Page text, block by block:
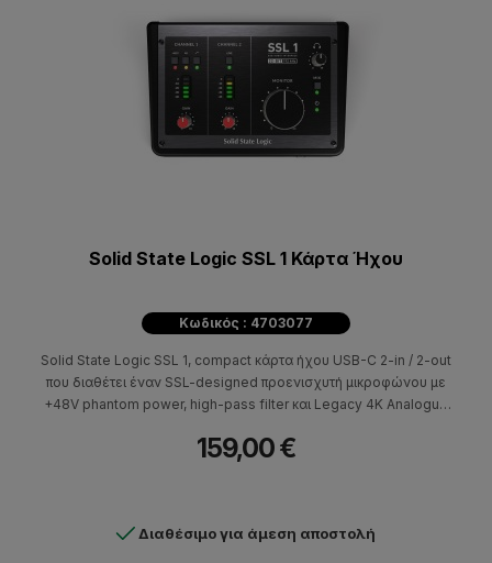
Solid State Logic SSL 1 Κάρτα Ήχου
Κωδικός : 4703077
Solid State Logic SSL 1, compact κάρτα ήχου USB-C 2-in / 2-out
που διαθέτει έναν SSL-designed προενισχυτή μικροφώνου με
+48V phantom power, high-pass filter και Legacy 4K Analogue
δυνατότητα προσθήκης του χαρακτηριστικού αναλογικού
159,00 €
Διαθέσιμο για άμεση αποστολή